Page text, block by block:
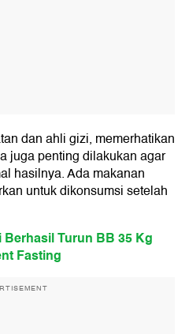
dan ahli gizi, memerhatikan
juga penting dilakukan agar
hasilnya. Ada makanan
untuk dikonsumsi setelah
Turun BB 35 Kg
Fasting